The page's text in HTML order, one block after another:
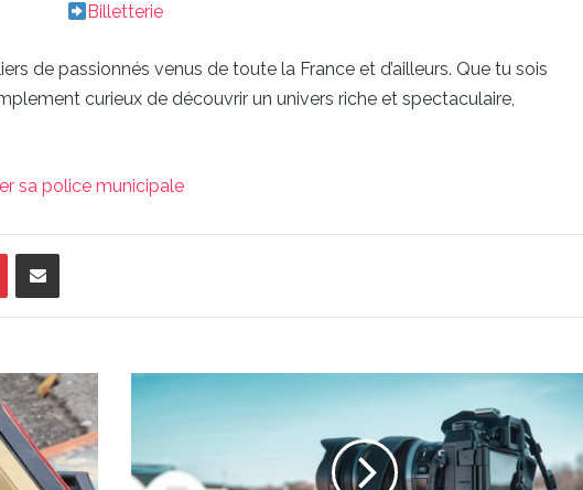
Billetterie
de passionnés venus de toute la France et d’ailleurs. Que tu sois
curieux de découvrir un univers riche et spectaculaire,
sa police municipale
PinterestPartager par email
Pessac